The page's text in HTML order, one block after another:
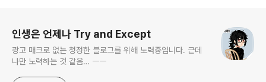
인생은 언제나 Try and Except
광고 매크로 없는 청정한 블로그를 위해 노력중입니다. 근데
나만 노력하는 것 같음… ㅡㅡ